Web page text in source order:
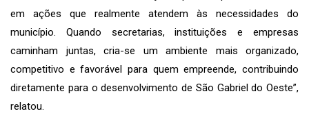
em ações que realmente atendem às necessidades do
município. Quando secretarias, instituições e empresas
caminham juntas, cria-se um ambiente mais organizado,
competitivo e favorável para quem empreende, contribuindo
diretamente para o desenvolvimento de São Gabriel do Oeste”,
relatou.